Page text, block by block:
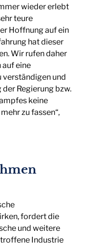
wieder erlebt
teure
Hoffnung auf ein
hat dieser
Wir rufen daher
auf eine
verständigen und
Regierung bzw.
keine
zu fassen“,
fordert die
und weitere
Industrie